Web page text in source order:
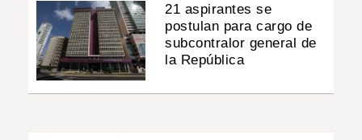
21 aspirantes se
postulan para cargo de
subcontralor general de
la República